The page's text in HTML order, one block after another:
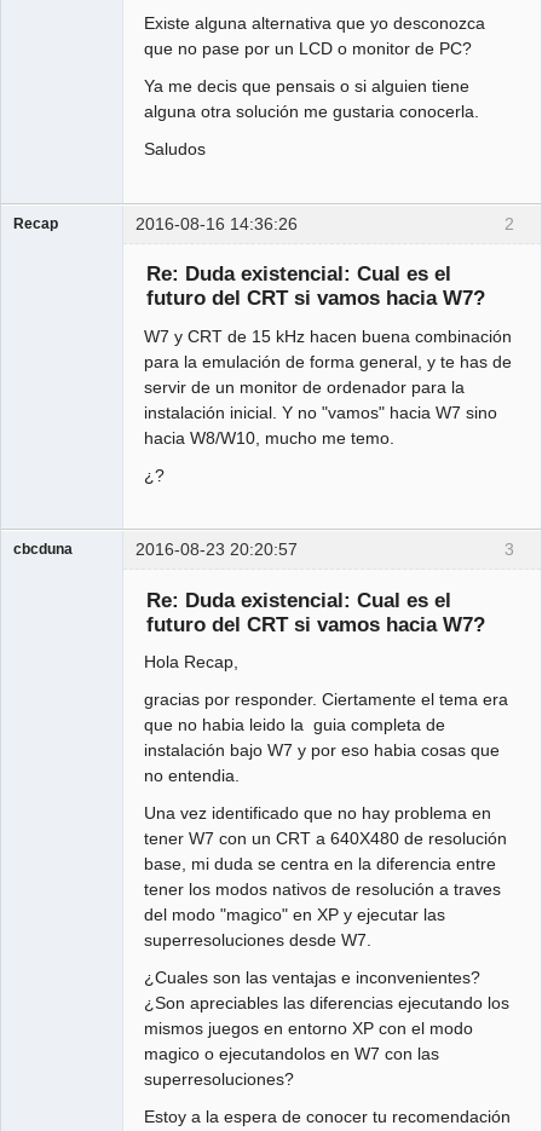
Existe alguna alternativa que yo desconozca
que no pase por un LCD o monitor de PC?
Ya me decis que pensais o si alguien tiene
alguna otra solución me gustaria conocerla.
Saludos
2
Recap 2016-08-16 14:36:26
Re: Duda existencial: Cual es el
futuro del CRT si vamos hacia W7?
W7 y CRT de 15 kHz hacen buena combinación
para la emulación de forma general, y te has de
servir de un monitor de ordenador para la
instalación inicial. Y no "vamos" hacia W7 sino
hacia W8/W10, mucho me temo.
¿?
3
cbcduna 2016-08-23 20:20:57
Re: Duda existencial: Cual es el
futuro del CRT si vamos hacia W7?
Hola Recap,
gracias por responder. Ciertamente el tema era
que no habia leido la guia completa de
instalación bajo W7 y por eso habia cosas que
no entendia.
Una vez identificado que no hay problema en
tener W7 con un CRT a 640X480 de resolución
base, mi duda se centra en la diferencia entre
tener los modos nativos de resolución a traves
del modo "magico" en XP y ejecutar las
superresoluciones desde W7.
¿Cuales son las ventajas e inconvenientes?
¿Son apreciables las diferencias ejecutando los
mismos juegos en entorno XP con el modo
magico o ejecutandolos en W7 con las
superresoluciones?
Estoy a la espera de conocer tu recomendación